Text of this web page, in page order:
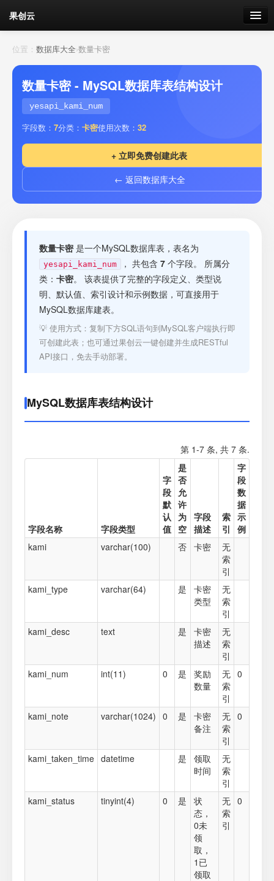
果创云
数据表单
API接口
云存储
我的
套餐 加流量
接口测试
位置： 数据库大全›数量卡密
数量卡密 - MySQL数据库表结构设计
yesapi_kami_num
字段数： 7分类： 卡密使用次数： 32
+ 立即免费创建此表
← 返回数据库大全
数量卡密是一个MySQL数据库表，表名为
yesapi_kami_num ， 共包含 7 个字段。 所属分
类： 卡密。 该表提供了完整的字段定义、类型说
明、默认值、索引设计和示例数据，可直接用于
MySQL数据库建表。
💡 使用方式：复制下方SQL语句到MySQL客户端执行即
可创建此表；也可通过果创云一键创建并生成RESTful
API接口，免去手动部署。
MySQL数据库表结构设计
第 1-7 条, 共 7 条.
字段名称 字段类型
字
段
默
认
值
是
否
允
许
为
空
字段
描述
索
引
字
段
数
据
示
例
kami
varchar(100) 否 卡密
无
索
引
kami_type
varchar(64) 是
卡密
类型
无
索
引
kami_desc
text 是
卡密
描述
无
索
引
kami_num
int(11) 0 是
奖励
数量
无
索
引
0
kami_note varchar(1024) 0 是
卡密
备注
无
索
引
0
kami_taken_time datetime 是
领取
时间
无
索
引
kami_status
tinyint(4) 0 是
状
态，
0未
领
取，
1已
领取
无
索
引
0